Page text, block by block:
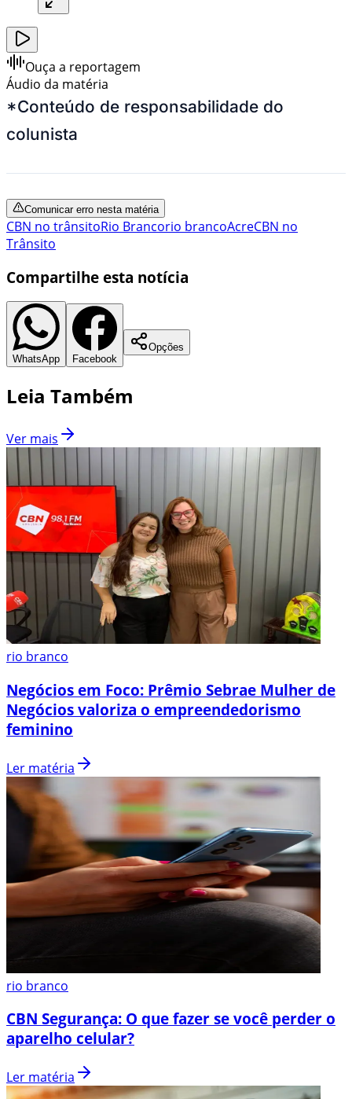
Ouça a reportagem
Áudio da matéria
*Conteúdo de responsabilidade do
colunista
Comunicar erro nesta matéria
CBN no trânsitoRio Brancorio brancoAcreCBN no
Trânsito
Compartilhe esta notícia
WhatsApp Facebook
Opções
Leia Também
Ver mais
rio branco
Negócios em Foco: Prêmio Sebrae Mulher de
Negócios valoriza o empreendedorismo
feminino
Ler matéria
rio branco
CBN Segurança: O que fazer se você perder o
aparelho celular?
Ler matéria